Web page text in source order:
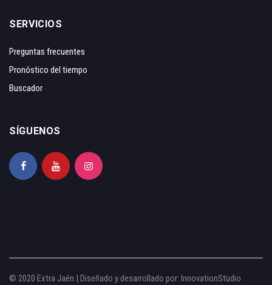
SERVICIOS
Preguntas frecuentes
Pronóstico del tiempo
Buscador
SÍGUENOS
© 2020 Extra Jaén | Diseñado y desarrollado por: InnovationStudio